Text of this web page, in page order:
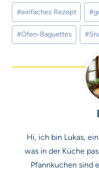
Schlagworte:
#einfaches Rezept #
#Ofen-Baguettes #
Hi, ich bin Lukas,
was in der Küche
Pfannkuchen sind